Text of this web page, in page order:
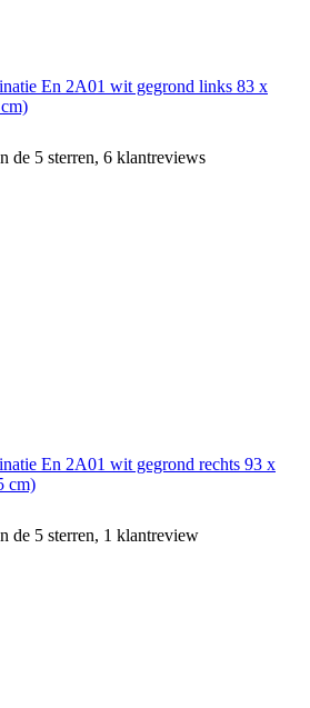
En 2A01 wit gegrond links 83 x
de 5 sterren, 6 klantreviews
En 2A01 wit gegrond rechts 93 x
cm)
de 5 sterren, 1 klantreview